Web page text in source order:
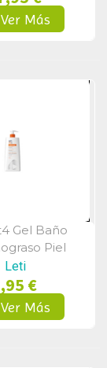
Ver Más
Rápida
Gel Baño
Piel
250 Ml
Leti
€
Ver Más